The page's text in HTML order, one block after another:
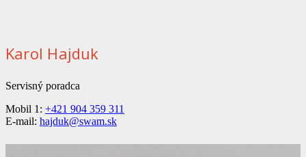
Karol Hajduk
Servisný poradca
Mobil 1: +421 904 359 311
E-mail: hajduk@swam.sk